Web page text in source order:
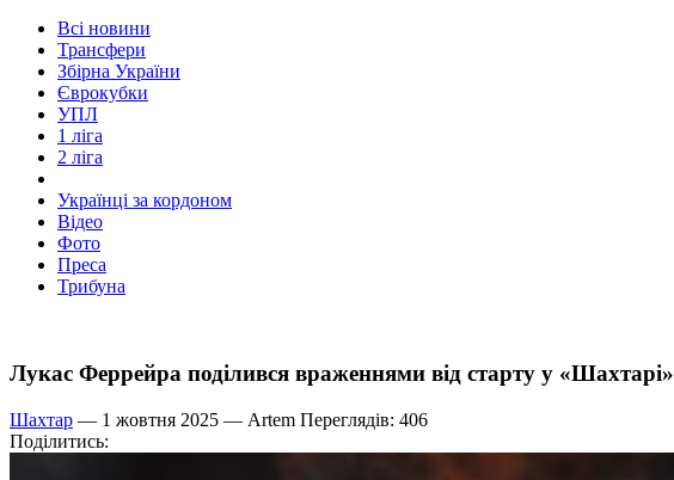
Всі новини
Трансфери
Збірна України
Єврокубки
УПЛ
1 ліга
2 ліга
Українці за кордоном
Відео
Фото
Преса
Трибуна
Лукас Феррейра поділився враженнями від старту у «Шахтарі»
Шахтар — 1 жовтня 2025 — Artem Переглядів: 406
Поділитись: